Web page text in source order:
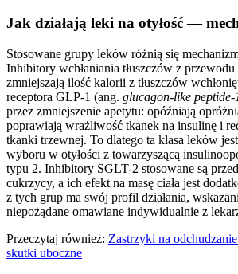
Jak działają leki na otyłość —
Stosowane grupy leków różnią się
Inhibitory wchłaniania tłuszczów z
zmniejszają ilość kalorii z tłuszczów
receptora GLP-1 (ang. glucagon-like peptide-
przez zmniejszenie apetytu: opóźniają
poprawiają wrażliwość tkanek na insulinę i
tkanki trzewnej. To dlatego ta klasa leków
wyboru w otyłości z towarzyszącą
typu 2. Inhibitory SGLT-2 stosowane są
cukrzycy, a ich efekt na masę ciała jest
z tych grup ma swój profil działania,
niepożądane omawiane indywidualnie z
Przeczytaj również: Zastrzyki na
skutki uboczne